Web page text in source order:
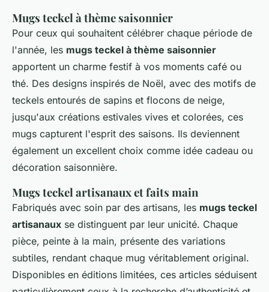
Mugs teckel à thème saisonnier
Pour ceux qui souhaitent célébrer chaque période de
l'année, les mugs teckel à thème saisonnier
apportent un charme festif à vos moments café ou
thé. Des designs inspirés de Noël, avec des motifs de
teckels entourés de sapins et flocons de neige,
jusqu'aux créations estivales vives et colorées, ces
mugs capturent l'esprit des saisons. Ils deviennent
également un excellent choix comme idée cadeau ou
décoration saisonnière.
Mugs teckel artisanaux et faits main
Fabriqués avec soin par des artisans, les mugs teckel
artisanaux se distinguent par leur unicité. Chaque
pièce, peinte à la main, présente des variations
subtiles, rendant chaque mug véritablement original.
Disponibles en éditions limitées, ces articles séduisent